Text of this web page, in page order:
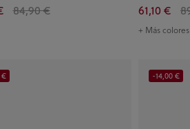
84,90 € 61,10 €
+ Más colores
€ -14,00 €